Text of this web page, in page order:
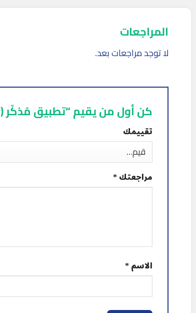
المراجعات
لا توجد مراجعات بعد.
كن أول من يقيم “تطبيق مُذكّر (Muthakir)”
تقييمك
مراجعتك*
الاسم*